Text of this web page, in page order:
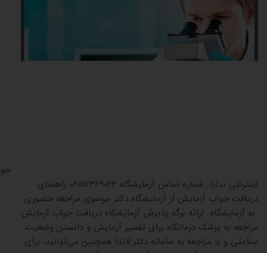
اینترنتی ندارد. شماره تماس آزمایشگاه 06152369023 راهنمای
دریافت جواب آزمایش از آزمایشگاه دکتر موسوی مراجعه حضوری
به آزمایشگاه ارائه برگه پذیرش آزمایشگاه دریافت جواب آزمایش
مراجعه به پزشک درمانگاه برای تفسیر آزمایش و دانستن وضعیت
سلامتی و یا مراجعه به سامانه دکتر لاندا همچنین می‌توانید، برای